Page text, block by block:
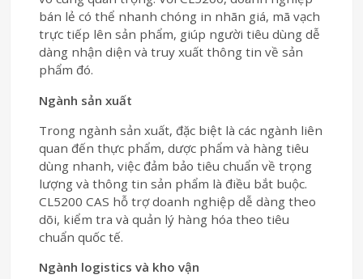
bán lẻ có thể nhanh chóng in nhãn giá, mã vạch
trực tiếp lên sản phẩm, giúp người tiêu dùng dễ
dàng nhận diện và truy xuất thông tin về sản
phẩm đó.
Ngành sản xuất
Trong ngành sản xuất, đặc biệt là các ngành liên
quan đến thực phẩm, dược phẩm và hàng tiêu
dùng nhanh, việc đảm bảo tiêu chuẩn về trọng
lượng và thông tin sản phẩm là điều bắt buộc.
CL5200 CAS hỗ trợ doanh nghiệp dễ dàng theo
dõi, kiểm tra và quản lý hàng hóa theo tiêu
chuẩn quốc tế.
Ngành logistics và kho vận